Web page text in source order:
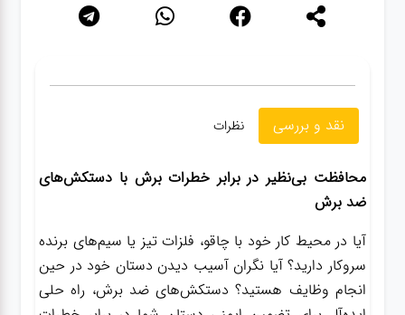
پمپ
تجهیزات
گجت
نقد و بررسی نظرات
محافظت بی‌نظیر در برابر خطرات برش با دستکش‌های
ضد برش
آیا در محیط کار خود با چاقو، فلزات تیز یا سیم‌های برنده
سروکار دارید؟ آیا نگران آسیب دیدن دستان خود در حین
انجام وظایف هستید؟ دستکش‌های ضد برش، راه حلی